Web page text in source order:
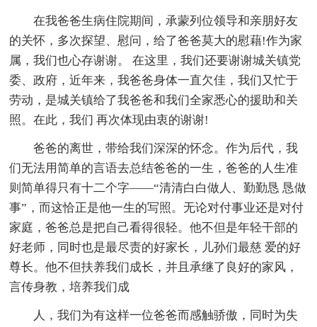
在我爸爸生病住院期间，承蒙列位领导和亲朋好友
的关怀，多次探望、慰问，给了爸爸莫大的慰藉!作为家
属，我们也心存谢谢。 在这里，我们还要谢谢城关镇党
委、政府，近年来，我爸爸身体一直欠佳，我们又忙于
劳动，是城关镇给了我爸爸和我们全家悉心的援助和关
照。在此，我们 再次体现由衷的谢谢!
爸爸的离世，带给我们深深的怀念。作为后代，我
们无法用简单的言语去总结爸爸的一生，爸爸的人生准
则简单得只有十二个字——“清清白白做人、勤勤恳 恳做
事”，而这恰正是他一生的写照。无论对付事业还是对付
家庭，爸爸总是把自己看得很轻。他不但是年轻干部的
好老师，同时也是最尽责的好家长，儿孙们最慈 爱的好
尊长。他不但扶养我们成长，并且承继了良好的家风，
言传身教，培养我们成
人，我们为有这样一位爸爸而感触骄傲，同时为失